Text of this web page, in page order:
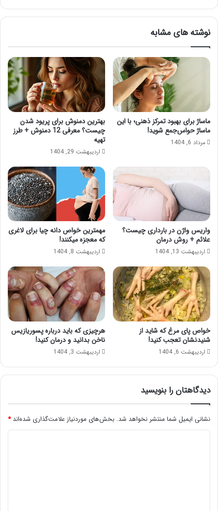
نوشته های مشابه
ماساژ برای بهبود تمرکز ذهنی؛ با این
ماساژ حواس‌جمع شوید!
مرداد 6, 1404
بهترین دمنوش برای پریود شدن
چیست؟ معرفی 12 دمنوش + طرز
تهیه
اردیبهشت 29, 1404
واریس واژن در بارداری چیست؟
علائم + روش درمان
اردیبهشت 13, 1404
مهمترین خواص دانه چیا برای لاغری
که معجزه میکنند!
اردیبهشت 8, 1404
خواص پای مرغ که شاید از
شنیدنشان تعجب کنید!
اردیبهشت 6, 1404
هرچیزی که باید درباره پسوریازیس
ناخن بدانید و درمان کنید!
اردیبهشت 3, 1404
دیدگاهتان را بنویسید
نشانی ایمیل شما منتشر نخواهد شد. بخش‌های موردنیاز علامت‌گذاری شده‌اند*